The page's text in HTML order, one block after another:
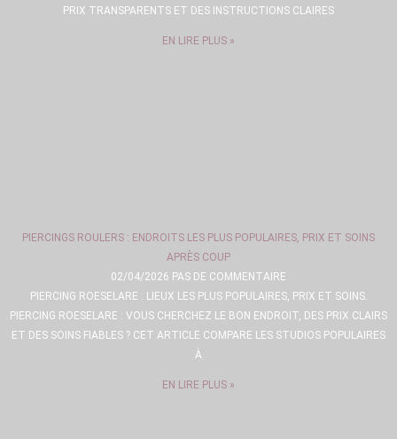
PRIX TRANSPARENTS ET DES INSTRUCTIONS CLAIRES
EN LIRE PLUS »
PIERCINGS ROULERS : ENDROITS LES PLUS POPULAIRES, PRIX ET SOINS
APRÈS COUP
02/04/2026 PAS DE COMMENTAIRE
PIERCING ROESELARE : LIEUX LES PLUS POPULAIRES, PRIX ET SOINS.
PIERCING ROESELARE : VOUS CHERCHEZ LE BON ENDROIT, DES PRIX CLAIRS
ET DES SOINS FIABLES ? CET ARTICLE COMPARE LES STUDIOS POPULAIRES
À
EN LIRE PLUS »